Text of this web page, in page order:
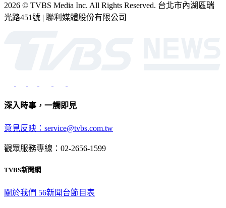
2026 © TVBS Media Inc. All Rights Reserved. 台北市內湖區瑞
光路451號 | 聯利媒體股份有限公司
深入時事，一觸即見
意見反映：service@tvbs.com.tw
觀眾服務專線：02-2656-1599
TVBS新聞網
關於我們 56新聞台節目表